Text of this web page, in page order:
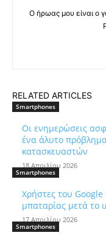
Ο ήρωας μου είναι ο
RELATED ARTICLES
Smartphones
Οι ενημερώσεις
ένα άλυτο
κατασκευαστών
18 Απριλίου 2026
Smartphones
Χρήστες του
μπαταρίας μετά το
17 Απριλίου 2026
Smartphones